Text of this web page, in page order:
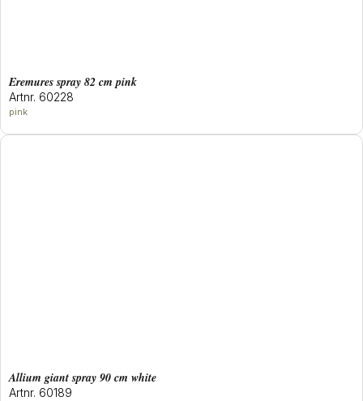
eremures spray 82 cm pink
Artnr. 60228
pink
allium giant spray 90 cm white
Artnr. 60189